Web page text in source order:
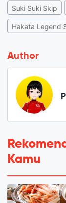
Suki Suki Skip
Hakata Legend
Author
Kamu